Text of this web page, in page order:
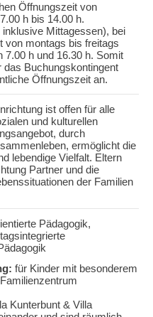
Öffnungszeit von
h bis 14.00 h.
Mittagessen), bei
von montags bis freitags
h und 16.30 h. Somit
das Buchungskontingent
Öffnungszeit an.
ist offen für alle
und kulturellen
durch
ermöglicht die
lebendige Vielfalt. Eltern
Partner und die
der Familien
Pädagogik,
für Kinder mit besonderem
Kunterbunt & Villa